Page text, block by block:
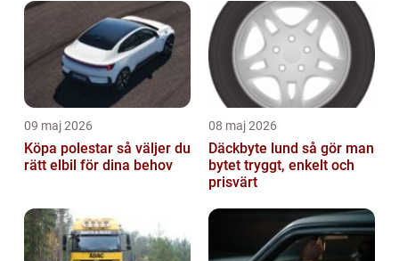
09 maj 2026
Köpa polestar så väljer du
rätt elbil för dina behov
08 maj 2026
Däckbyte lund så gör man
bytet tryggt, enkelt och
prisvärt